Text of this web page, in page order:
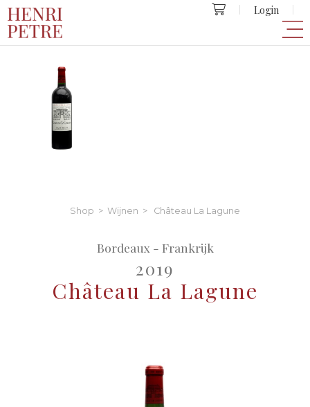
Login
Shop > Wijnen > Château La Lagune
Bordeaux - Frankrijk
2019
Château La Lagune